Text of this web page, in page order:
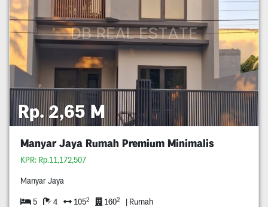
Rp. 2,65 M
Manyar Jaya Rumah Premium Minimalis
KPR: Rp.11,172,507
Manyar Jaya
5 4 1052 1602 | Rumah